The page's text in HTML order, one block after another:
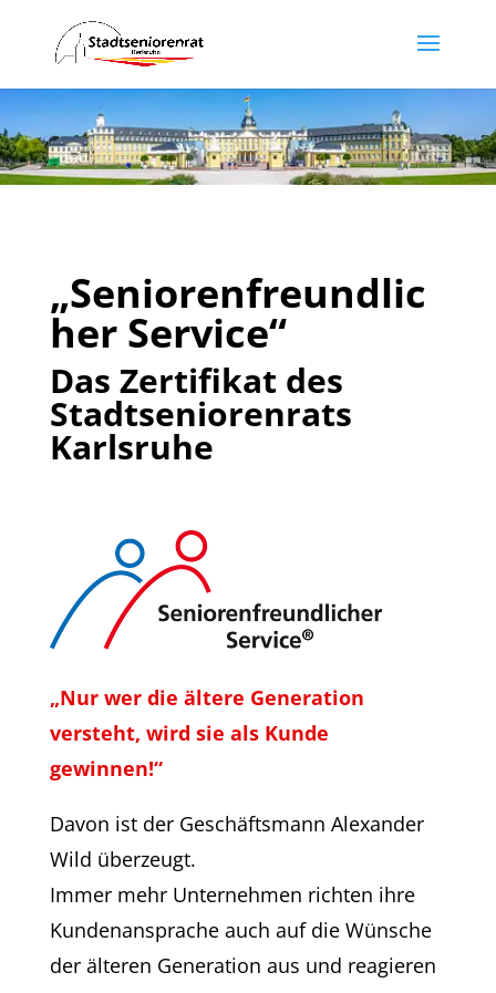
„Seniorenfreundlic
her Service“
Das Zertifikat des
Stadtseniorenrats
Karlsruhe
„Nur wer die ältere Generation
versteht, wird sie als Kunde
gewinnen!“
Davon ist der Geschäftsmann Alexander
Wild überzeugt.
Immer mehr Unternehmen richten ihre
Kundenansprache auch auf die Wünsche
der älteren Generation aus und reagieren